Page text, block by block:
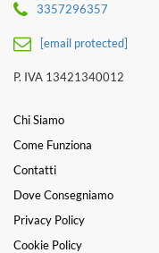
3357296357
[email protected]
P. IVA 13421340012
Chi Siamo
Come Funziona
Contatti
Dove Consegniamo
Privacy Policy
Cookie Policy